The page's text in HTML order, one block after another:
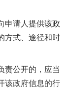
申请人提供该政
方式、途径和时
责公开的，应当
该政府信息的行